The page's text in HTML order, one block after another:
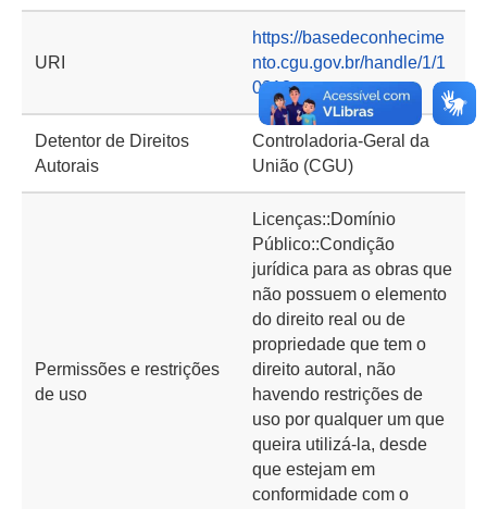
URI
https://basedeconhecime
nto.cgu.gov.br/handle/1/1
0313
Detentor de Direitos
Autorais
Controladoria-Geral da
União (CGU)
Permissões e restrições
de uso
Licenças::Domínio
Público::Condição
jurídica para as obras que
não possuem o elemento
do direito real ou de
propriedade que tem o
direito autoral, não
havendo restrições de
uso por qualquer um que
queira utilizá-la, desde
que estejam em
conformidade com o